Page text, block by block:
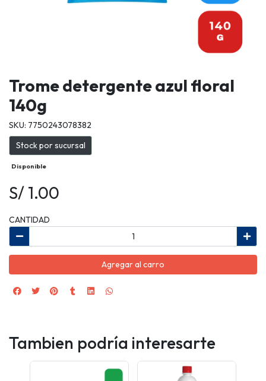
Trome detergente azul floral
140g
SKU: 7750243078382
Stock por sucursal
Disponible
S/ 1.00
CANTIDAD
Agregar al carro
Tambien podría interesarte